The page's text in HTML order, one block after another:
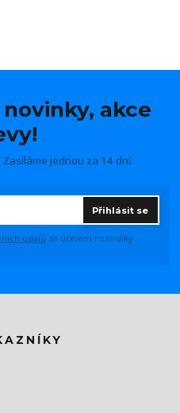
akce
jednou za 14 dní.
Přihlásit se
údajů za účelem rozesílky